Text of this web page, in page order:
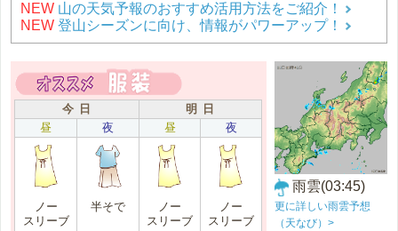
NEW 山の天気予報のおすすめ活用方法をご紹介！
NEW 登山シーズンに向け、情報がパワーアップ！
今 日
明 日
昼
夜 昼 夜
ノー
スリーブ
半そで
ノー
スリーブ
ノー
スリーブ
雨雲(03:45)
更に詳しい雨雲予想
（天なび）>